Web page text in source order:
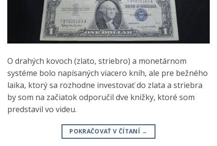
O drahých kovoch (zlato, striebro) a monetárnom
systéme bolo napísaných viacero kníh, ale pre bežného
laika, ktorý sa rozhodne investovať do zlata a striebra
by som na začiatok odporučil dve knižky, ktoré som
predstavil vo videu.
POKRAČOVAŤ V ČÍTANÍ →